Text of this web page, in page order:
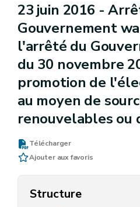
23 juin 2016 -
Gouvernement
l'arrêté du
du 30 novembre
promotion de
au moyen de
renouvelables ou
Télécharger
Ajouter aux favoris
Structure